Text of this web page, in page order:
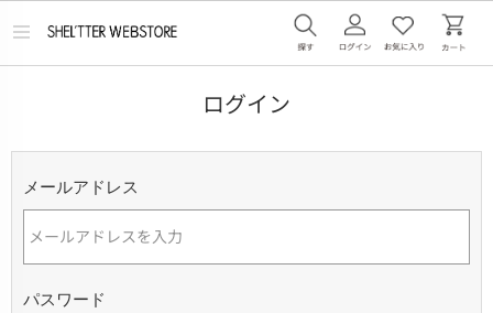
メ
ログイン
メールアドレス
パスワード